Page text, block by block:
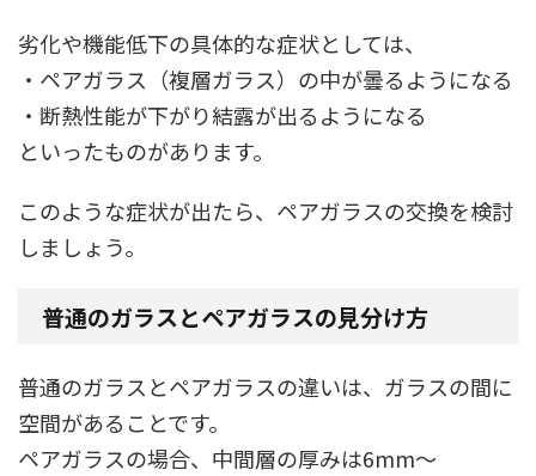
劣化や機能低下の具体的な症状としては、
・ペアガラス（複層ガラス）の中が曇るようになる
・断熱性能が下がり結露が出るようになる
といったものがあります。
このような症状が出たら、ペアガラスの交換を検討
しましょう。
普通のガラスとペアガラスの見分け方
普通のガラスとペアガラスの違いは、ガラスの間に
空間があることです。
ペアガラスの場合、中間層の厚みは6mm～